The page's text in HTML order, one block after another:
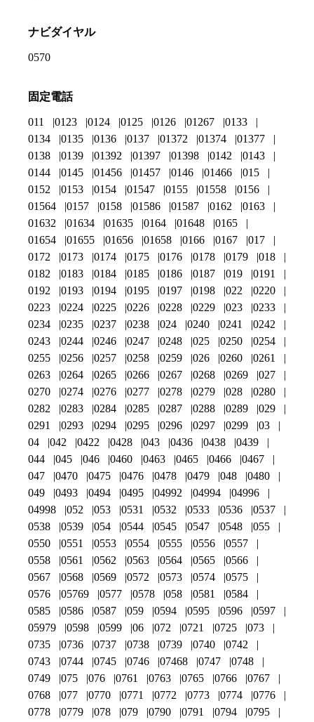
ナビダイヤル
0570
固定電話
011 0123 0124 0125 0126 01267
0133
0134
0135 0136 0137 01372 01374
01377
0138
0139 01392 01397 01398 0142
0143
0144
0145 01456 01457 0146 01466
015
0152
0153 0154 01547 0155 01558
0156
01564
0157 0158 01586 01587 0162
0163
01632
01634 01635 0164 01648
0165
01654
01655 01656 01658 0166 0167
017
0172
0173 0174 0175 0176 0178 0179
018
0182
0183 0184 0185 0186 0187 019
0191
0192
0193 0194 0195 0197 0198 022
0220
0223
0224 0225 0226 0228 0229 023
0233
0234
0235 0237 0238 024 0240 0241
0242
0243
0244 0246 0247 0248 025 0250
0254
0255
0256 0257 0258 0259 026 0260
0261
0263
0264 0265 0266 0267 0268 0269
027
0270
0274 0276 0277 0278 0279 028
0280
0282
0283 0284 0285 0287 0288 0289
029
0291
0293 0294 0295 0296 0297 0299
03
04
042 0422 0428 043 0436 0438
0439
044
045 046 0460 0463 0465 0466
0467
047
0470 0475 0476 0478 0479 048
0480
049
0493 0494 0495 04992 04994
04996
04998
052 053 0531 0532 0533 0536
0537
0538
0539 054 0544 0545 0547 0548
055
0550
0551 0553 0554 0555 0556
0557
0558
0561 0562 0563 0564 0565
0566
0567
0568 0569 0572 0573 0574
0575
0576
05769 0577 0578 058 0581
0584
0585
0586 0587 059 0594 0595 0596
0597
05979
0598 0599 06 072 0721 0725
073
0735
0736 0737 0738 0739 0740
0742
0743
0744 0745 0746 07468 0747
0748
0749
075 076 0761 0763 0765 0766
0767
0768
077 0770 0771 0772 0773 0774
0776
0778
0779 078 079 0790 0791 0794
0795